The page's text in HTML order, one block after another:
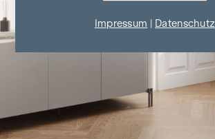
Impressum Datenschutz